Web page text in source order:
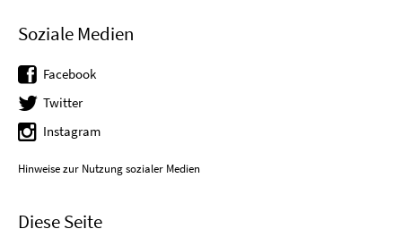
Soziale Medien
Facebook
Twitter
Instagram
Hinweise zur Nutzung sozialer Medien
Diese Seite